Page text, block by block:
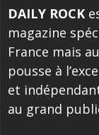
DAILY ROCK
magazine
France mais
pousse à
et
au grand